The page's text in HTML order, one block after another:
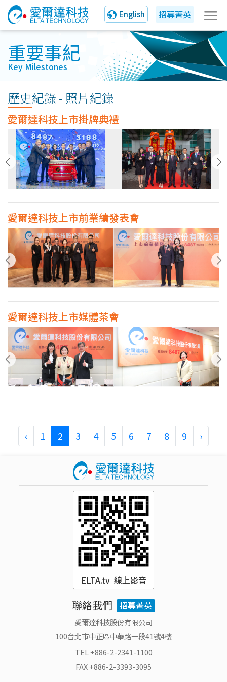
English 招募菁英
重要事紀
Key Milestones
歷史紀錄 - 照片紀錄
愛爾達科技上市掛牌典禮
愛爾達科技上市前業績發表會
愛爾達科技上市媒體茶會
‹ 1 2 3 4 5 6 7 8 9 ›
ELTA.tv 線上影音
聯絡我們 招募菁英
愛爾達科技股份有限公司
100台北市中正區中華路一段41號4樓
TEL +886-2-2341-1100
FAX +886-2-3393-3095